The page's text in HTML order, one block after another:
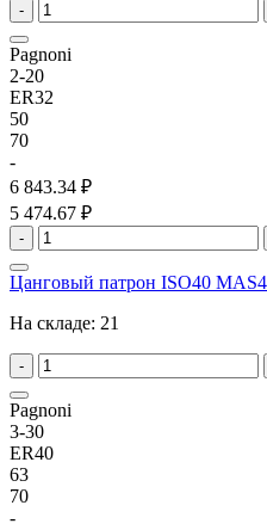
-
Pagnoni
2-20
ER32
50
70
-
6 843.34 ₽
5 474.67 ₽
-
Цанговый патрон ISO40
На складе: 21
-
Pagnoni
3-30
ER40
63
70
-